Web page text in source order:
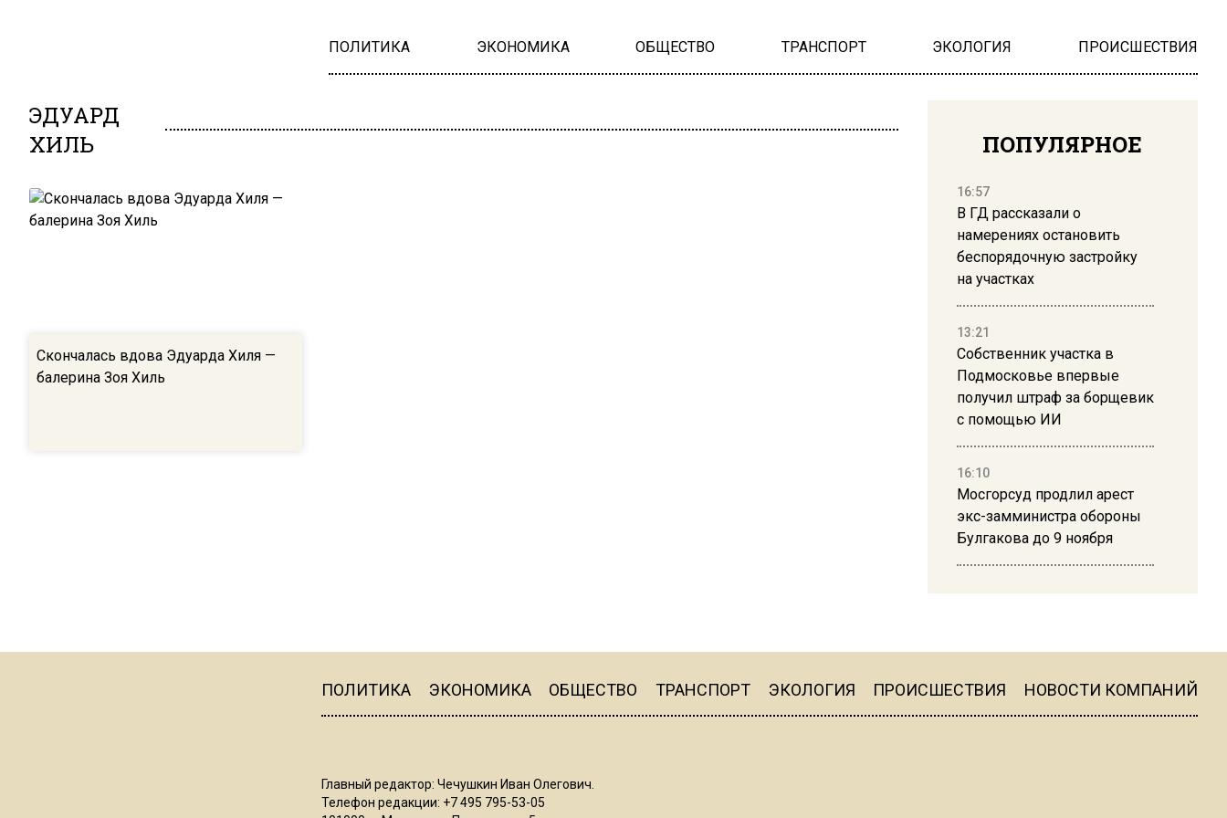
ПОЛИТИКА ЭКОНОМИКА ОБЩЕСТВО ТРАНСПОРТ ЭКОЛОГИЯ ПРОИСШЕСТВИЯ
ЭДУАРД
ХИЛЬ
Скончалась вдова Эдуарда Хиля —
балерина Зоя Хиль
ПОПУЛЯРНОЕ
16:57
В ГД рассказали о
намерениях остановить
беспорядочную застройку
на участках
13:21
Собственник участка в
Подмосковье впервые
получил штраф за борщевик
с помощью ИИ
16:10
Мосгорсуд продлил арест
экс-замминистра обороны
Булгакова до 9 ноября
16:19
ПОЛИТИКА ЭКОНОМИКА ОБЩЕСТВО ТРАНСПОРТ ЭКОЛОГИЯ ПРОИСШЕСТВИЯ НОВОСТИ КОМПАНИЙ
Главный редактор: Чечушкин Иван Олегович.
Телефон редакции: +7 495 795-53-05